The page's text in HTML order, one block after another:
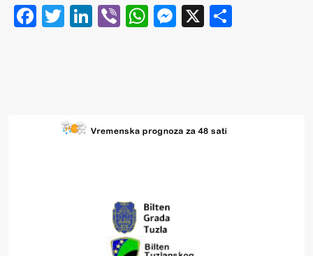
Facebook
Twitter
LinkedIn
ViberWhatsApp
Messenger
X